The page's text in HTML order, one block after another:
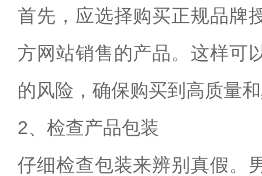
首先，应选择购买正规品牌
方网站销售的产品。这样可
的风险，确保购买到高质量
2、检查产品包装
仔细检查包装来辨别真假。